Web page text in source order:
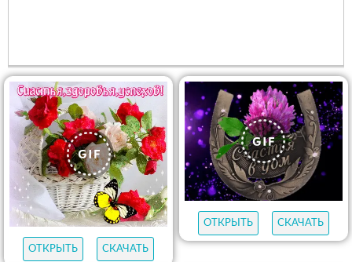
ОТКРЫТЬ СКАЧАТЬ
ОТКРЫТЬ СКАЧАТЬ